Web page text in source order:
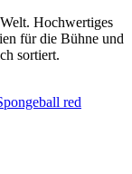
Hochwertiges
für die Bühne und
sortiert.